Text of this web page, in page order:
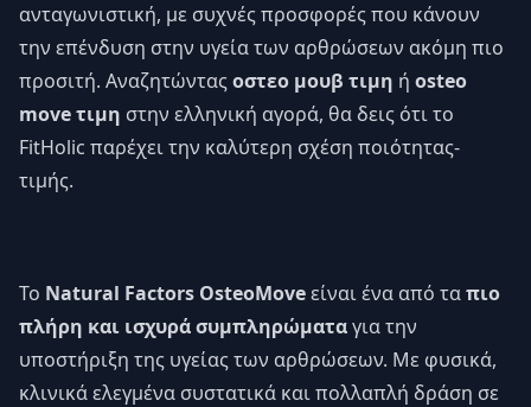
ανταγωνιστική, με συχνές προσφορές που κάνουν
την επένδυση στην υγεία των αρθρώσεων ακόμη πιο
προσιτή. Αναζητώνταςοστεο μουβ τιμη ή osteo
move τιμη στην ελληνική αγορά, θα δεις ότι το
FitHolic παρέχει την καλύτερη σχέση ποιότητας-
τιμής.
Το Natural Factors OsteoMoveείναι ένα από ταπιο
πλήρη και ισχυρά συμπληρώματαγια την
υποστήριξη της υγείας των αρθρώσεων. Με φυσικά,
κλινικά ελεγμένα συστατικά και πολλαπλή δράση σε